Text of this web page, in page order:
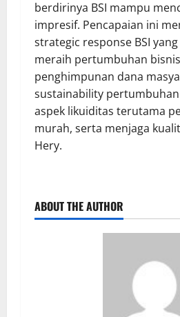
berdirinya BSI mampu
impresif. Pencapaian ini
strategic response BSI
meraih pertumbuhan
penghimpunan dana
sustainability
aspek likuiditas terutama
murah, serta menjaga
Hery.
ABOUT THE AUTHOR